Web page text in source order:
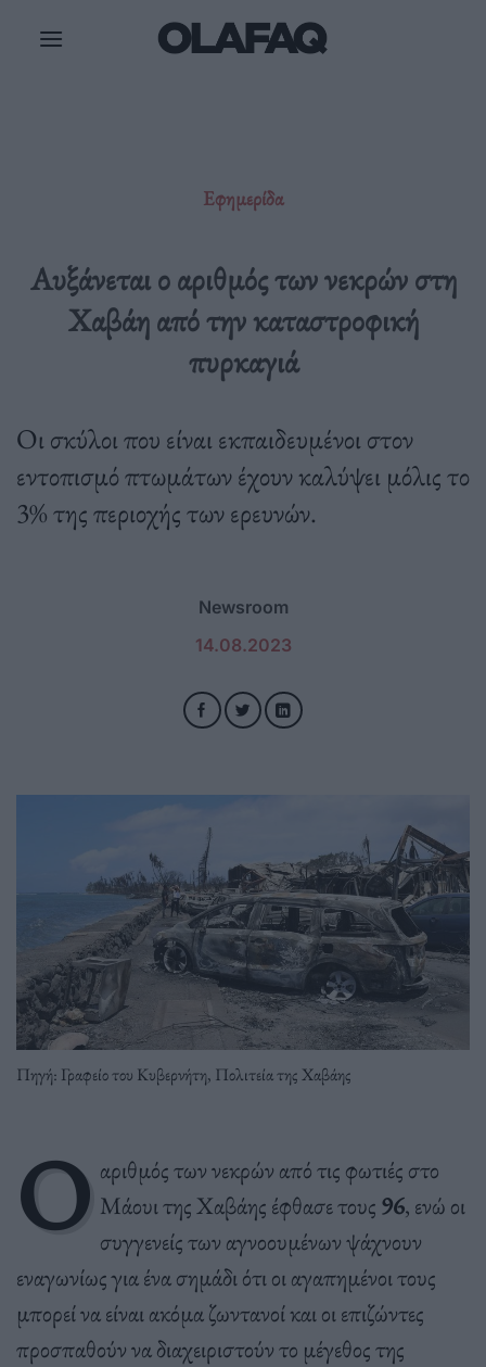
Εφημερίδα
Αυξάνεται ο αριθμός των νεκρών στη
Χαβάη από την καταστροφική
πυρκαγιά
Οι σκύλοι που είναι εκπαιδευμένοι στον
εντοπισμό πτωμάτων έχουν καλύψει μόλις το
3% της περιοχής των ερευνών.
Newsroom
14.08.2023
Πηγή: Γραφείο του Κυβερνήτη, Πολιτεία της Χαβάης
Ο αριθμός των νεκρών από τις φωτιές στο
Μάουι της Χαβάης έφθασε τους 96, ενώ οι
συγγενείς των αγνοουμένων ψάχνουν
εναγωνίως για ένα σημάδι ότι οι αγαπημένοι τους
μπορεί να είναι ακόμα ζωντανοί και οι επιζώντες
προσπαθούν να διαχειριστούν το μέγεθος της